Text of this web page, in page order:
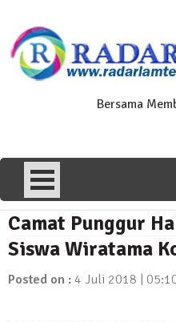
content
Bersama
News Flash
Polres
Peringatan
Semangat
Camat Punggur
Siswa Wiratama
Posted on : 4 Juli 2018 |